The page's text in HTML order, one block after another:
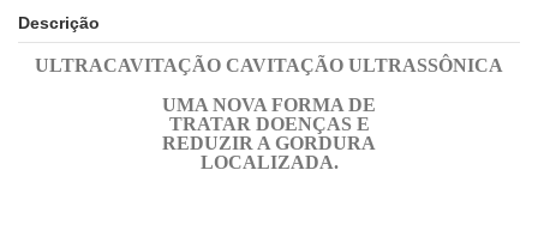
Descrição
ULTRACAVITAÇÃO CAVITAÇÃO ULTRASSÔNICA
UMA NOVA FORMA DE
TRATAR DOENÇAS E
REDUZIR A GORDURA
LOCALIZADA.